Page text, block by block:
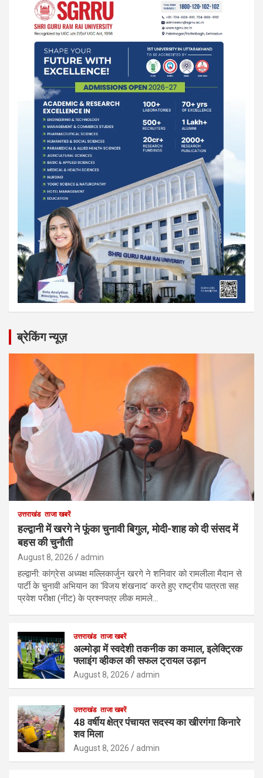
ब्रेकिंग न्यूज़
उत्तराखंड ताजा खबरें
हल्द्वानी में खरगे ने फूंका चुनावी बिगुल, मोदी-शाह को दी संसद में
बहस की चुनौती
August 8, 2026 admin
हल्द्वानी: कांग्रेस अध्यक्ष मल्लिकार्जुन खरगे ने शनिवार को रामलीला मैदान से
पार्टी के चुनावी अभियान का ‘विजय शंखनाद’ करते हुए राष्ट्रीय पात्रता सह
प्रवेश परीक्षा (नीट) के प्रश्नपत्र लीक मामले…
उत्तराखंड ताजा खबरें
अल्मोड़ा में स्वदेशी तकनीक का कमाल, इलेक्ट्रिक
फ्लाइंग व्हीकल की सफल ट्रायल उड़ान
August 8, 2026 admin
उत्तराखंड ताजा खबरें
48 वर्षीय क्षेत्र पंचायत सदस्य का खीरगंगा किनारे
शव मिला
August 8, 2026 admin